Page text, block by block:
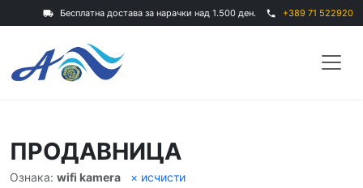
local_shipping Бесплатна достава за нарачки над 1.500 ден. phone +389 71 522920
ПРОДАВНИЦА
Ознака: wifi kamera
× исчисти